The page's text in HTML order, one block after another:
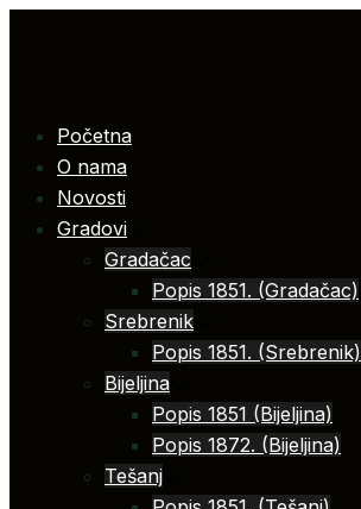
Početna
O nama
Novosti
Gradovi
Gradačac
Popis 1851. (Gradačac)
Srebrenik
Popis 1851. (Srebrenik)
Bijeljina
Popis 1851 (Bijeljina)
Popis 1872. (Bijeljina)
Tešanj